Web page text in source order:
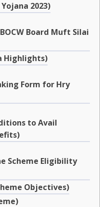
Yojana 2023)
BOCW Board Muft Silai
Highlights)
Form for Hry
to Avail
Scheme Eligibility
Objectives)